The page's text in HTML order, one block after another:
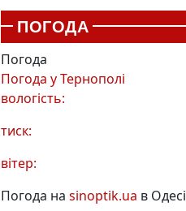
ПОГОДА
Погода
Погода уТернополі
вологість:
тиск:
вітер:
Погода на sinoptik.ua в Одесі